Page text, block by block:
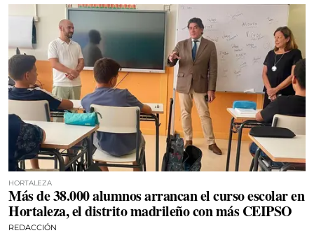
HORTALEZA
Más de 38.000 alumnos arrancan el curso escolar en
Hortaleza, el distrito madrileño con más CEIPSO
REDACCIÓN